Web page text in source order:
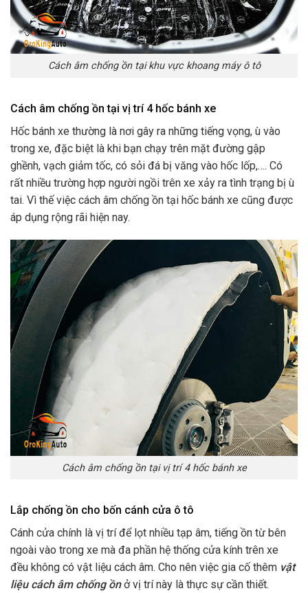
Cách âm chống ồn tại khu vực khoang máy ô tô
Cách âm chống ồn tại vị trí 4 hốc bánh xe
Hốc bánh xe thường là nơi gây ra những tiếng vọng, ù vào
trong xe, đặc biệt là khi bạn chạy trên mặt đường gập
ghềnh, vạch giảm tốc, có sỏi đá bị văng vào hốc lốp,…. Có
rất nhiều trường hợp người ngồi trên xe xảy ra tình trạng bị ù
tai. Vì thế việc cách âm chống ồn tại hốc bánh xe cũng được
áp dụng rộng rãi hiện nay.
Cách âm chống ồn tại vị trí 4 hốc bánh xe
Lắp chống ồn cho bốn cánh cửa ô tô
Cánh cửa chính là vị trí để lọt nhiều tạp âm, tiếng ồn từ bên
ngoài vào trong xe mà đa phần hệ thống cửa kính trên xe
đều không có vật liệu cách âm. Cho nên việc gia cố thêm vật
liệu cách âm chống ồnở vị trí này là thực sự cần thiết.